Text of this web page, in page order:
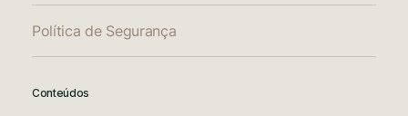
Política de Segurança
Conteúdos